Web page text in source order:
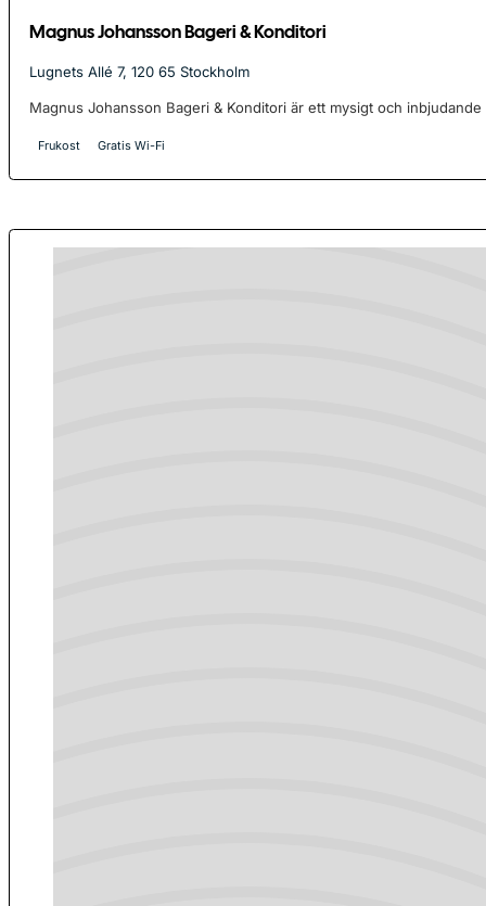
Magnus Johansson Bageri & Konditori
Lugnets Allé 7, 120 65 Stockholm
Magnus Johansson Bageri & Konditori är ett mysigt och
Frukost Gratis Wi-Fi